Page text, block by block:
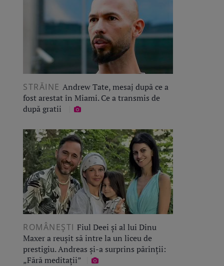
STRĂINE Andrew Tate, mesaj după ce a
fost arestat în Miami. Ce a transmis de
după gratii
ROMÂNEŞTI Fiul Deei și al lui Dinu
Maxer a reușit să intre la un liceu de
prestigiu. Andreas și-a surprins părinții:
„Fără meditații”